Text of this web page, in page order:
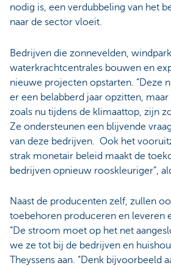
nodig is, een verdubbeling van het
naar de sector vloeit.
Bedrijven die zonnevelden,
waterkrachtcentrales bouwen en
nieuwe projecten opstarten. “Deze
er een belabberd jaar opzitten, maar
zoals nu tijdens de klimaattop, zijn
Ze ondersteunen een blijvende
van deze bedrijven. Ook het
strak monetair beleid maakt de
bedrijven opnieuw rooskleuriger”,
Naast de producenten zelf, zullen
toebehoren produceren en leveren
“De stroom moet op het net
we ze tot bij de bedrijven en
Theyssens aan. “Denk bijvoorbeeld